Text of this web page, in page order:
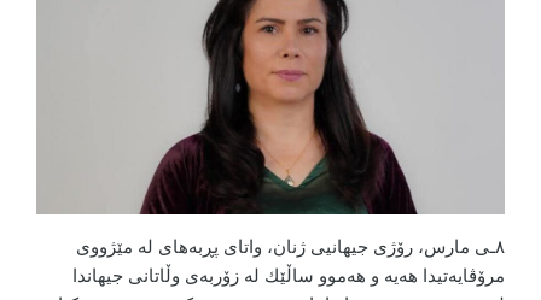
٨ـی مارس، رۆژی جیهانیی ژنان، واتای پڕبەهای لە مێژووی
مرۆڤایەتیدا هەیە و هەموو ساڵێك لە زۆربەی وڵاتانی جیهاندا